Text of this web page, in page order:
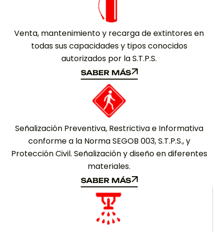
Venta, mantenimiento y recarga de extintores en
todas sus capacidades y tipos conocidos
autorizados por la S.T.P.S.
SABER MÁS
SABER MÁS
Señalización Preventiva, Restrictiva e Informativa
conforme a la Norma SEGOB 003, S.T.P.S., y
Protección Civil. Señalización y diseño en diferentes
materiales.
SABER MÁS
SABER MÁS